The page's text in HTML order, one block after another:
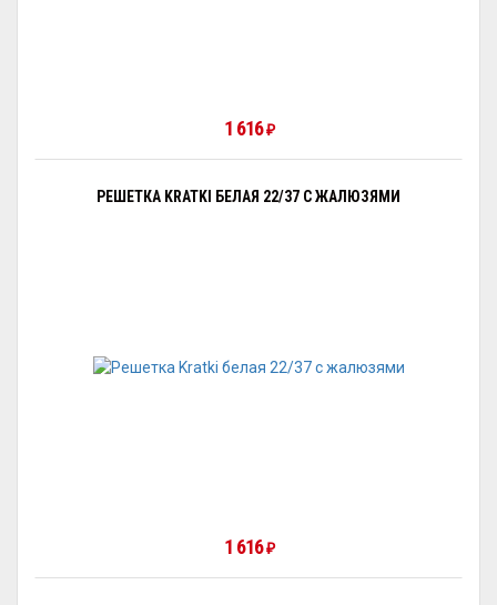
1 616₽
РЕШЕТКА KRATKI БЕЛАЯ 22/37 С ЖАЛЮЗЯМИ
1 616₽